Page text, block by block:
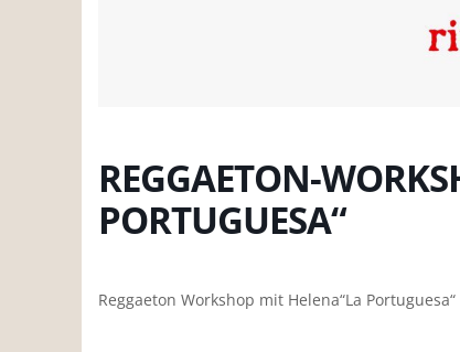
REGGAETON-
PORTUGUESA“
Reggaeton Workshop mit Helena“La Portuguesa“